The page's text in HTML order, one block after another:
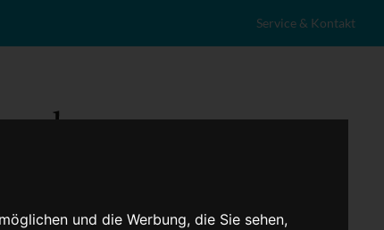
und die Werbung, die Sie sehen,
Service & Kontakt